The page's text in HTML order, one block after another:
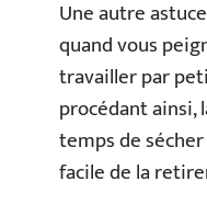
Une autre
quand vous
travailler par
procédant ainsi,
temps de
facile de la